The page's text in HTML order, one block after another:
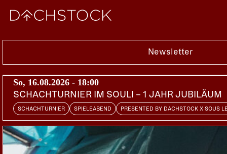
Newsletter
So, 16.08.2026 - 18:00
SCHACHTURNIER IM SOULI – 1 JAHR JUBILÄUM
SCHACHTURNIER SPIELEABEND PRESENTED BY DACHSTOCK X SOUS